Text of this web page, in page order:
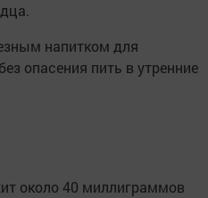
напитком для
опасения пить в утренние
около 40 миллиграммов